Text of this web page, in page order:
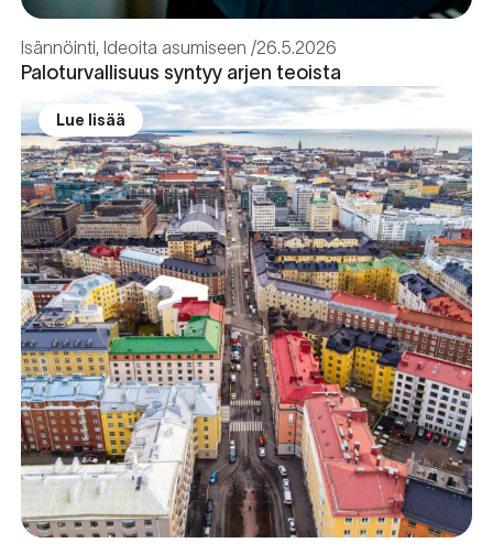
Isännöinti, Ideoita asumiseen 26.5.2026
Paloturvallisuus syntyy arjen teoista
Lue lisää